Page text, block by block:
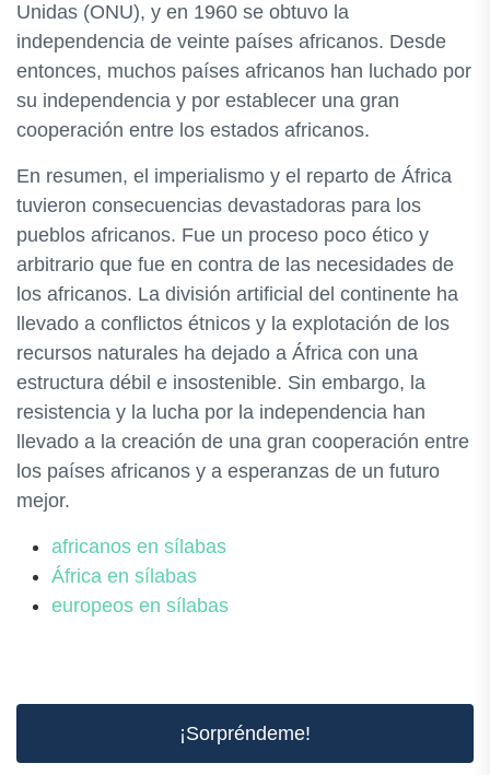
Unidas (ONU), y en 1960 se obtuvo la
independencia de veinte países africanos. Desde
entonces, muchos países africanos han luchado por
su independencia y por establecer una gran
cooperación entre los estados africanos.
En resumen, el imperialismo y el reparto de África
tuvieron consecuencias devastadoras para los
pueblos africanos. Fue un proceso poco ético y
arbitrario que fue en contra de las necesidades de
los africanos. La división artificial del continente ha
llevado a conflictos étnicos y la explotación de los
recursos naturales ha dejado a África con una
estructura débil e insostenible. Sin embargo, la
resistencia y la lucha por la independencia han
llevado a la creación de una gran cooperación entre
los países africanos y a esperanzas de un futuro
mejor.
africanos en sílabas
África en sílabas
europeos en sílabas
¡Sorpréndeme!